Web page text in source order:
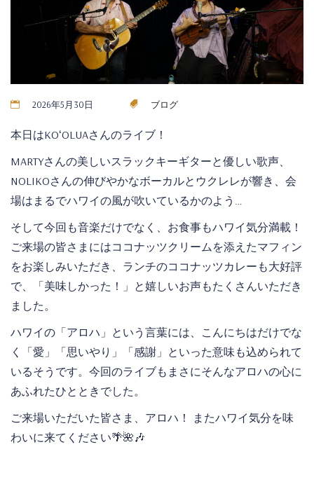
2026年5月30日 ブログ
本日はKOʻOLUAさんのライブ！
MARTYさんの美しいスラックキーギターと優しい歌声、
NOLIKOさんの伸びやかなボーカルとウクレレが響き、会
場はまるでハワイの風が吹いているかのよう…
そして今回も音楽だけでなく、お食事もハワイ気分満載！
ご来場の皆さまにはココナッツクリームを添えたマフィン
をお楽しみいただき、ランチのココナッツカレーも大好評
で、「美味しかった！」と嬉しいお声もたくさんいただき
ました。
ハワイの「アロハ」という言葉には、こんにちはだけでな
く「愛」「思いやり」「感謝」といった意味も込められて
いるそうです。今回のライブもまさにそんなアロハの心に
あふれたひとときでした。
ご来場いただいた皆さま、アロハ！ またハワイ気分を味
わいに来てください🌴🌺🎶